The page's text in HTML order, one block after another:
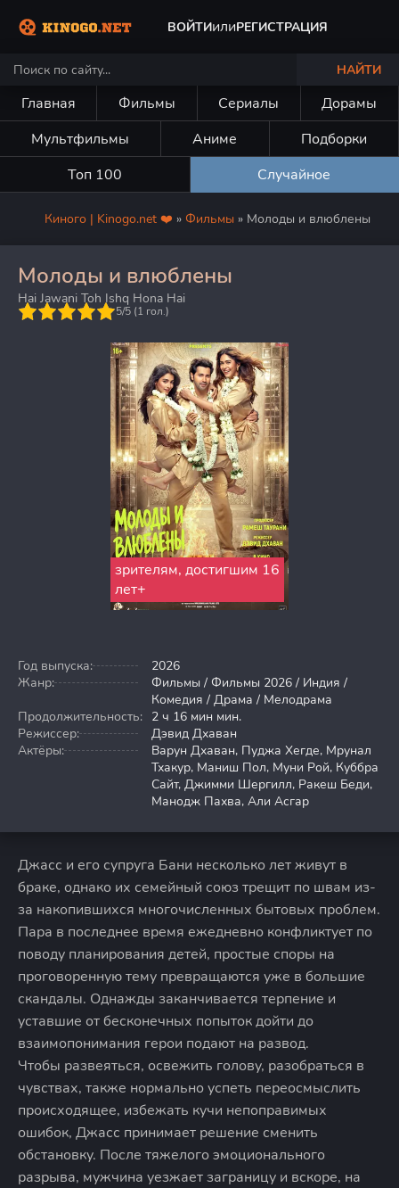
ВОЙТИилиРЕГИСТРАЦИЯ
НАЙТИ
Главная Фильмы Сериалы
Дорамы
Мультфильмы
Аниме
Подборки
Топ 100
Случайное
Киного | Kinogo.net ❤️ » Фильмы » Молоды и влюблены
Молоды и влюблены
Hai Jawani Toh Ishq Hona Hai
5/5 (1 гол.)
зрителям, достигшим 16
лет+
Год выпуска:
2026
Жанр:
Фильмы / Фильмы 2026 / Индия /
Комедия / Драма / Мелодрама
Продолжительность: 2 ч 16 мин мин.
Режиссер:
Дэвид Дхаван
Актёры:
Варун Дхаван, Пуджа Хегде, Мрунал
Тхакур, Маниш Пол, Муни Рой, Куббра
Сайт, Джимми Шергилл, Ракеш Беди,
Манодж Пахва, Али Асгар
Джасс и его супруга Бани несколько лет живут в
браке, однако их семейный союз трещит по швам из-
за накопившихся многочисленных бытовых проблем.
Пара в последнее время ежедневно конфликтует по
поводу планирования детей, простые споры на
проговоренную тему превращаются уже в большие
скандалы. Однажды заканчивается терпение и
уставшие от бесконечных попыток дойти до
взаимопонимания герои подают на развод.
Чтобы развеяться, освежить голову, разобраться в
чувствах, также нормально успеть переосмыслить
происходящее, избежать кучи непоправимых
ошибок, Джасс принимает решение сменить
обстановку. После тяжелого эмоционального
разрыва, мужчина уезжает заграницу и вскоре, на